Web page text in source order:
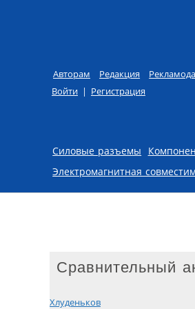
Авторам Редакция
Войти | Регистрация
Skip to content
Силовые разъемы
Электромагнитная
Сравнительный
Хлуденьков